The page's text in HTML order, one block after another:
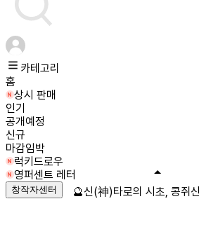
카테고리
홈
상시 판매
인기
공개예정
신규
마감임박
럭키드로우
영퍼센트 레터
창작자센터 🔮신(神)타로의 시초, 콩쥐